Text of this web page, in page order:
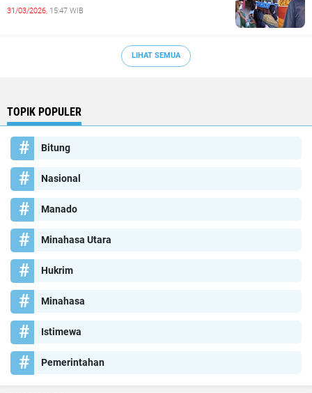
31/03/2026, 15:47 WIB
LIHAT SEMUA
TOPIK POPULER
Bitung
Nasional
Manado
Minahasa Utara
Hukrim
Minahasa
Istimewa
Pemerintahan